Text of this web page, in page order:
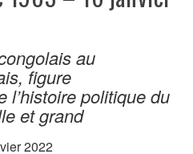
au
figure
l’histoire politique du
et grand
2022